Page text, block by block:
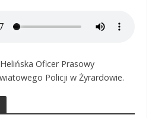
Oficer Prasowy
Policji w Żyrardowie.